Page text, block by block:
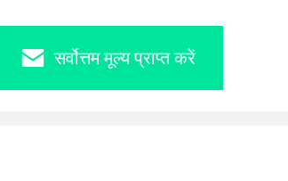
सर्वोत्तम मूल्य प्राप्त करें